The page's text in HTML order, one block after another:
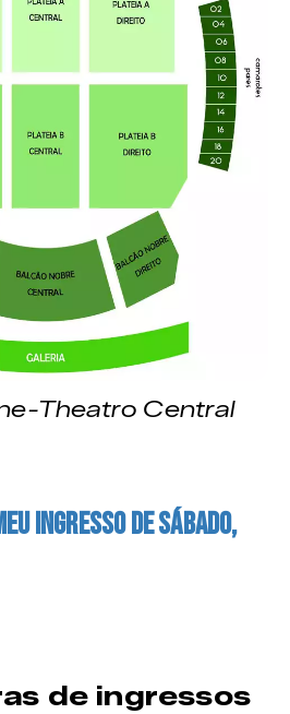
Theatro Central
ingresso de sábado,
de ingressos